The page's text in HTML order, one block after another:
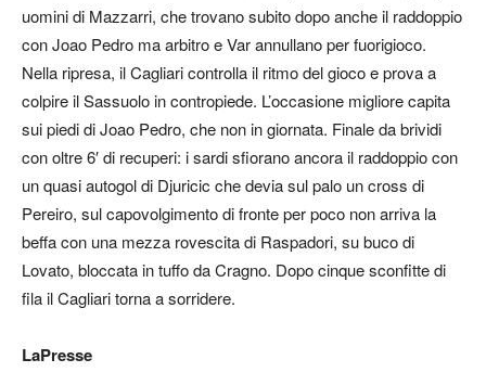
uomini di Mazzarri, che trovano subito dopo anche il raddoppio
con Joao Pedro ma arbitro e Var annullano per fuorigioco.
Nella ripresa, il Cagliari controlla il ritmo del gioco e prova a
colpire il Sassuolo in contropiede. L’occasione migliore capita
sui piedi di Joao Pedro, che non in giornata. Finale da brividi
con oltre 6′ di recuperi: i sardi sfiorano ancora il raddoppio con
un quasi autogol di Djuricic che devia sul palo un cross di
Pereiro, sul capovolgimento di fronte per poco non arriva la
beffa con una mezza rovescita di Raspadori, su buco di
Lovato, bloccata in tuffo da Cragno. Dopo cinque sconfitte di
fila il Cagliari torna a sorridere.
LaPresse